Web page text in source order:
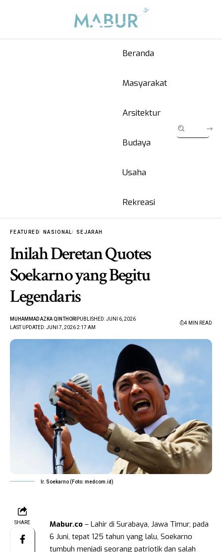
Beranda
Masyarakat
Arsitektur
Budaya
Usaha
Rekreasi
FEATURED NASIONAL SEJARAH
Inilah Deretan Quotes
Soekarno yang Begitu
Legendaris
LAST UPDATED: JUNI 7, 2026 2:17 AM
MUHAMMAD AZKA QINTHORI PUBLISHED: JUNI 6, 2026
4 MIN READ
Ir. Soekarno (Foto: medcom.id)
SHARE Mabur.co – Lahir di Surabaya, Jawa Timur, pada
6 Juni, tepat 125 tahun yang lalu, Soekarno
tumbuh menjadi seorang patriotik dan salah